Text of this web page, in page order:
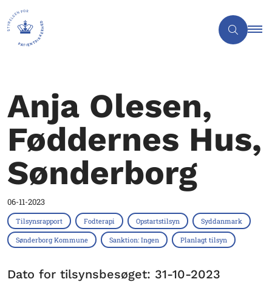
Anja Olesen,
Føddernes Hus,
Sønderborg
06-11-2023
Tilsynsrapport Fodterapi Opstartstilsyn Syddanmark
Sønderborg Kommune Sanktion: Ingen Planlagt tilsyn
Dato for tilsynsbesøget: 31-10-2023